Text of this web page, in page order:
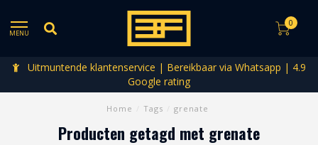
MENU
0
Uitmuntende klantenservice | Bereikbaar via Whatsapp | 4.9
Google rating
Home Tags grenate
Producten getagd met grenate